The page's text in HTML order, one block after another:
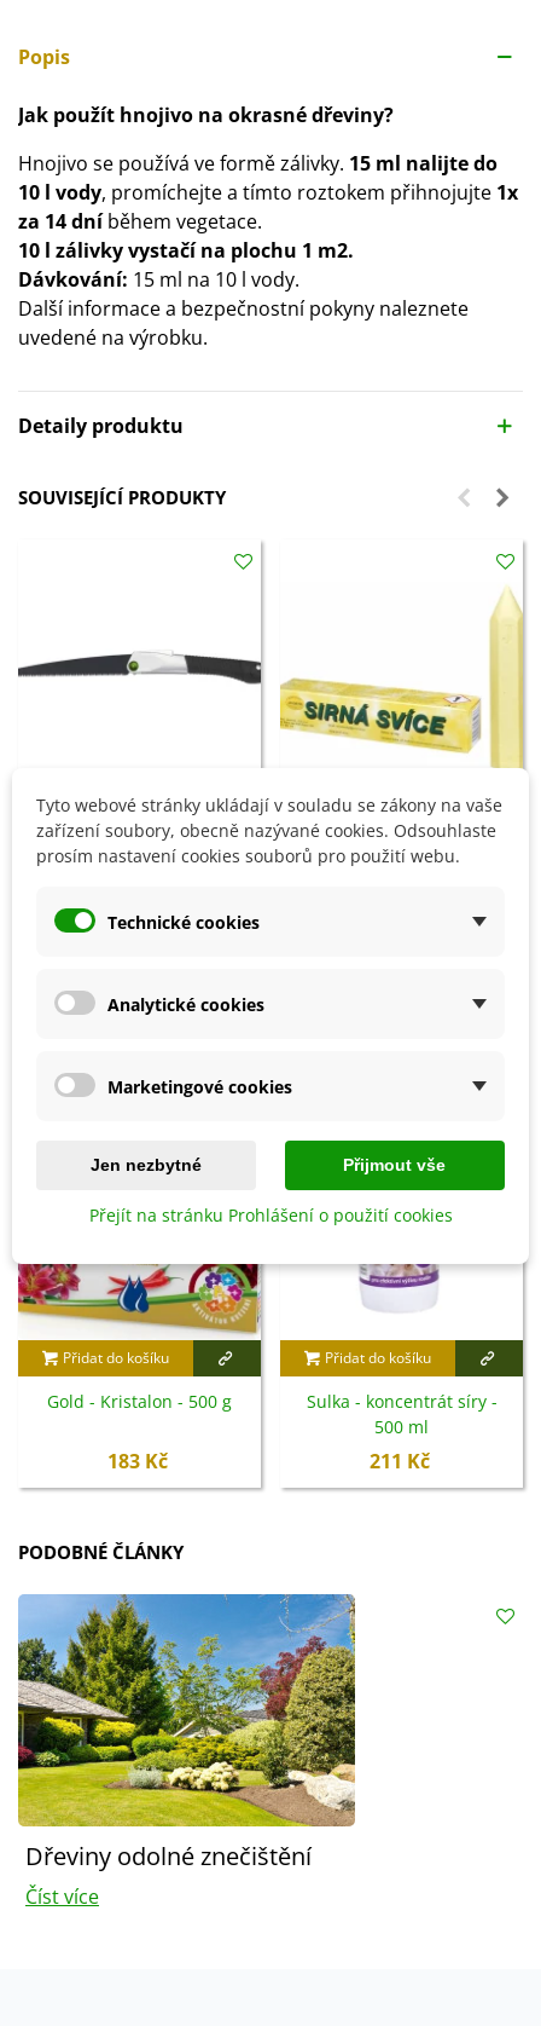
Popis
Jak použít hnojivo na okrasné dřeviny?
Hnojivo se používá ve formě zálivky. 15 ml nalijte do
10 l vody, promíchejte a tímto roztokem přihnojujte 1x
za 14 dníběhem vegetace.
10 l zálivky vystačí na plochu 1 m2.
Dávkování: 15 ml na 10 l vody.
Další informace a bezpečnostní pokyny naleznete
uvedené na výrobku.
Detaily produktu
SOUVISEJÍCÍ PRODUKTY
Přidat do košíku
482 Kč
Přidat do košíku
8 OSTATNÍ PRODUKTY ZE STEJNÉ KATEGORIE:
Přidat do košíku
Gold - Kristalon - 500 g
183 Kč
Přidat do košíku
Sulka - koncentrát síry -
500 ml
211 Kč
PODOBNÉ ČLÁNKY
Dřeviny odolné znečištění
Číst více
Tyto webové stránky ukládají v souladu se zákony na vaše
zařízení soubory, obecně nazývané cookies. Odsouhlaste
prosím nastavení cookies souborů pro použití webu.
Technické cookies
Analytické cookies
Marketingové cookies
Jen nezbytné Přijmout vše
Přejít na stránku Prohlášení o použití cookies